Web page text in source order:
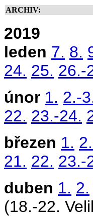
ARCHIV:
2019
leden 7. 8.
24. 25. 26.-
únor 1. 2.-
22. 23.-24.
březen 1.
21. 22. 23.-
duben 1. 2.
(18.-22.